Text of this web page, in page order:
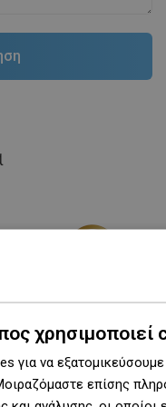
χρησιμοποιεί
για να
επίσης